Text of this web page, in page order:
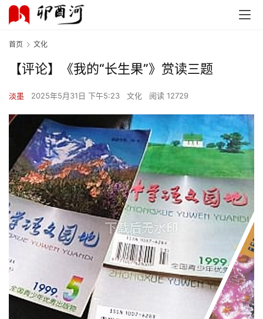
首页 文化
【评论】《我的“长生果”》赏读三题
淡墨 2025年5月31日 下午5:23 文化 阅读 12729